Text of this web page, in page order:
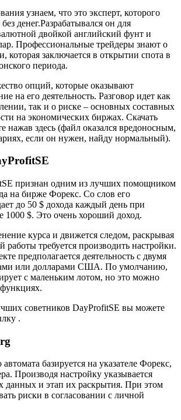
узнаем, что это эксперт, которого
денег.Разрабатывался он для
двойкой английский фунт и
Профессиональные трейдеры знают о
которая заключается в открытии спота в
периода.
опций, которые оказывают
на его деятельность. Разговор идет как
так и о риске – основных составных
на экономических биржах. Скачать
нажав здесь (файл оказался вредоносным,
если он нужен, найду нормальный).
признан одним из лучших помощником
на бирже Форекс. Со слов его
до 50 $ дохода каждый день при
1000 $. Это очень хороший доход.
курса и движется следом, раскрывая
требуется производить настройки.
предполагается деятельность с двумя
или долларами США. По умолчанию,
с маленьким лотом, но это можно
советников DayProfitSE вы можете
.
автомата базируется на указателе Форекс,
Производя настройку указывается
данных и этап их раскрытия. При этом
риски в согласовании с личной